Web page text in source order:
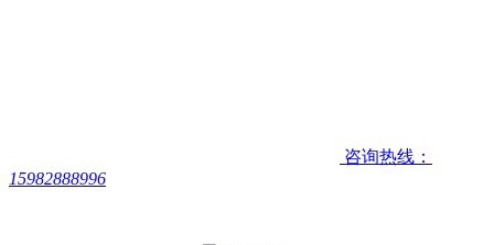
咨询热线：
15982888996